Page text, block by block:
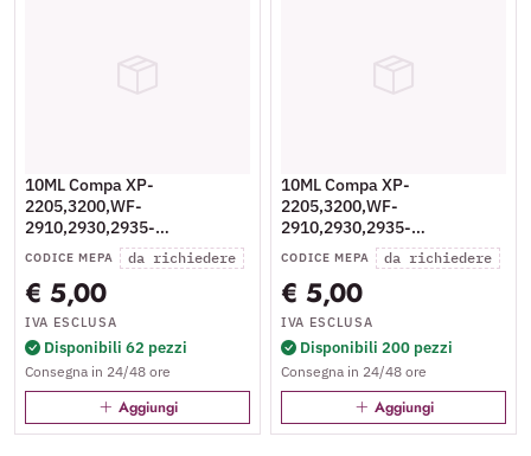
10ML Compa XP-
2205,3200,WF-
2910,2930,2935-
0.5K#C13T10H24010
CODICE MEPA da richiedere
€ 5,00
IVA ESCLUSA
Disponibili 62 pezzi
Consegna in 24/48 ore
Aggiungi
10ML Compa XP-
2205,3200,WF-
2910,2930,2935-
0.5K#C13T10H34010
CODICE MEPA da richiedere
€ 5,00
IVA ESCLUSA
Disponibili 200 pezzi
Consegna in 24/48 ore
Aggiungi